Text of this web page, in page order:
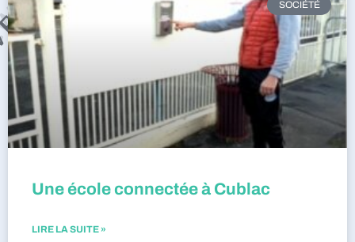
SOCIÉTÉ
Une école connectée à Cublac
LIRE LA SUITE »